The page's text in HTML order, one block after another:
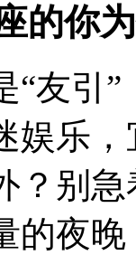
的你
“友引
乐，
？别
的夜